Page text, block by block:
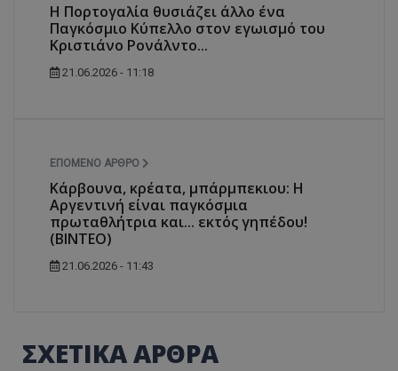
Η Πορτογαλία θυσιάζει άλλο ένα
Παγκόσμιο Κύπελλο στον εγωισμό του
Κριστιάνο Ρονάλντο...
21.06.2026 - 11:18
ΕΠΌΜΕΝΟ ΆΡΘΡΟ
Κάρβουνα, κρέατα, μπάρμπεκιου: Η
Αργεντινή είναι παγκόσμια
πρωταθλήτρια και... εκτός γηπέδου!
(ΒΙΝΤΕΟ)
21.06.2026 - 11:43
ΣΧΕΤΙΚΑ ΑΡΘΡΑ